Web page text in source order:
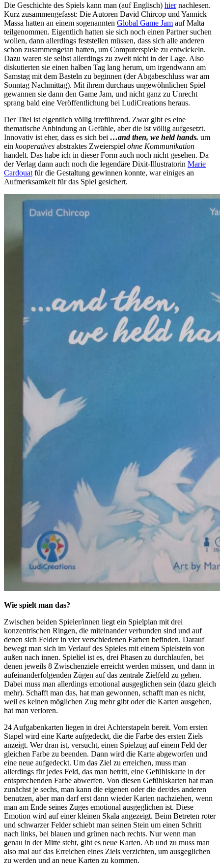
Die Geschichte des Spiels kann man (auf Englisch) hiernachlesen.
Kurz zusammengefasst: Die Autoren David Chircop und Yannick
Massa hatten an einem sogenannten Global Game Jam auf Malta
teilgenommen. Eigentlich hatten sie sich noch einen Partner suchen
wollen, dann allerdings feststellen müssen, dass sich alle anderen
schon zusammengetan hatten, um Computerspiele zu entwickeln.
Dazu waren sie selbst allerdings zu zweit nicht in der Lage. Also
diskutierten sie einen halben Tag lang herum, um irgendwann am
Samstag mit dem Basteln zu beginnen (der Abgabeschluss war am
Sonntag Nachmittag). Mit ihrem durchaus ungewöhnlichen Spiel
gewannen sie dann den Game Jam, und nicht ganz zu Unrecht
sprang bald eine Veröffentlichung bei LudiCreations heraus.
Der Titel ist eigentlich völlig irreführend. Zwar gibt es eine
thematische Anbindung an Gefühle, aber die ist völlig aufgesetzt.
Innovativ ist eher, dass es sich bei …and then, we held hands. um
ein kooperatives abstraktes Zweierspiel ohne Kommunikation
handelt. Das habe ich in dieser Form auch noch nicht gesehen. Da
der Verlag dann auch noch die legendäre Dixit-Illustratorin Marie
Cardouat für die Gestaltung gewinnen konnte, war einiges an
Aufmerksamkeit für das Spiel gesichert.
Wie spielt man das?
Zwischen beiden Spieler/innen liegt ein Spielplan mit drei
konzentrischen Ringen, die miteinander verbunden sind und auf
denen sich Felder in vier verschiedenen Farben befinden. Darauf
bewegt man sich im Verlauf des Spieles mit einem Spielstein von
außen nach innen. Spieliel ist es, drei Phasen zu durchlaufen, bei
denen jeweils 8 Zwischenziele erreicht werden müssen, und dann in
aufeinanderfolgenden Zügen auf das zentrale Zielfeld zu gehen.
Dabei muss man allerdings emotional ausgeglichen sein (dazu gleich
mehr). Schafft man das, hat man gewonnen, schafft man es nicht,
weil es keinen möglichen Zug mehr gibt oder die Karten ausgehen,
hat man verloren.
24 Aufgabenkarten liegen in drei Achterstapeln bereit. Vom ersten
Stapel wird eine Karte aufgedeckt, die die Farbe des ersten Ziels
anzeigt. Wer dran ist, versucht, einen Spielzug auf einem Feld der
gleichen Farbe zu beenden. Dann wird die Karte abgeworfen und
eine neue aufgedeckt. Um das Ziel zu erreichen, muss man
allerdings für jedes Feld, das man betritt, eine Gefühlskarte in der
entsprechenden Farbe abwerfen. Von diesen Gefühlskarten hat man
zunächst je sechs, man kann die eigenen oder die der/des anderen
benutzen, aber man darf erst dann wieder Karten nachziehen, wenn
man am Ende seines Zuges emotional ausgeglichen ist. Diese
Emotion wird auf einer kleinen Skala angezeigt. Beim Betreten roter
und schwarzer Felder schiebt man seinen Stein um einen Schritt
nach links, bei blauen und grünen nach rechts. Nur wenn man
genau in der Mitte steht, gibt es neue Karten. Ab und zu muss man
also mal auf das Erreichen eines Ziels verzichten, um ausgeglichen
zu werden und an neue Karten zu kommen.